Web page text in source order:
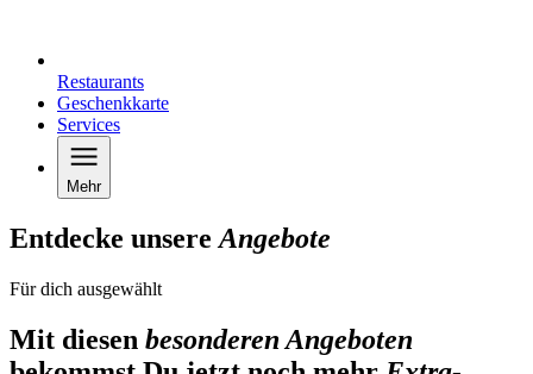
Restaurants
Geschenkkarte
Services
Mehr
Entdecke unsereAngebote
Für dich ausgewählt
Mit diesen besonderen Angeboten